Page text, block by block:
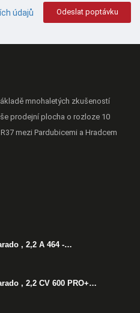
údajů Odeslat poptávku
mnohaletých zkušeností
prodejní plocha o rozloze 10
mezi Pardubicemi a Hradcem
, 2,2 A 464 -…
, 2,2 CV 600 PRO+…